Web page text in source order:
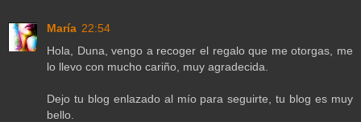
María 22:54
Hola, Duna, vengo a recoger el regalo que me otorgas, me
lo llevo con mucho cariño, muy agradecida.
Dejo tu blog enlazado al mío para seguirte, tu blog es muy
bello.